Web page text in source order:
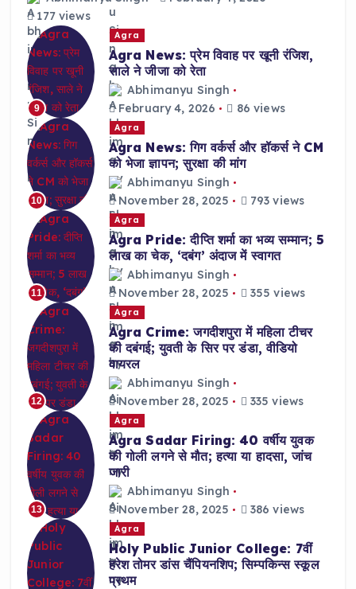
177 views
9
Agra
Agra News: प्रेम विवाह पर खूनी रंजिश,
साले ने जीजा को रेता
Abhimanyu Singh
February 4, 2026
86 views
10
Agra
Agra News: गिग वर्कर्स और हॉकर्स ने CM
को भेजा ज्ञापन; सुरक्षा की मांग
Abhimanyu Singh
November 28, 2025
793 views
11
Agra
Agra Pride: दीप्ति शर्मा का भव्य सम्मान; 5
लाख का चेक, ‘दबंग’ अंदाज में स्वागत
Abhimanyu Singh
November 28, 2025
355 views
12
Agra
Agra Crime: जगदीशपुरा में महिला टीचर
की दबंगई; युवती के सिर पर डंडा, वीडियो
वायरल
Abhimanyu Singh
November 28, 2025
335 views
13
Agra
Agra Sadar Firing: 40 वर्षीय युवक
की गोली लगने से मौत; हत्या या हादसा, जांच
जारी
Abhimanyu Singh
November 28, 2025
386 views
Agra
Holy Public Junior College: 7वीं
हरेश तोमर डांस चैंपियनशिप; सिम्पकिन्स स्कूल
प्रथम